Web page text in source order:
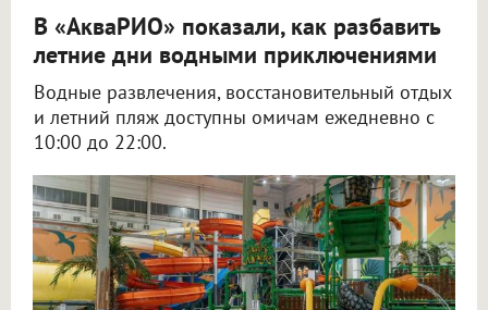
В «АкваРИО» показали, как разбавить
летние дни водными приключениями
Водные развлечения, восстановительный отдых
и летний пляж доступны омичам ежедневно с
10:00 до 22:00.